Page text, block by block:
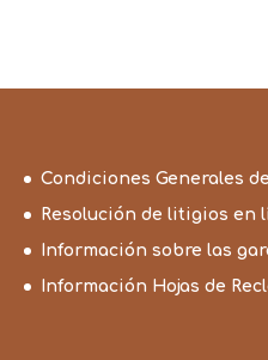
Condiciones Generales
Resolución de litigios en
Información sobre las
Información Hojas de